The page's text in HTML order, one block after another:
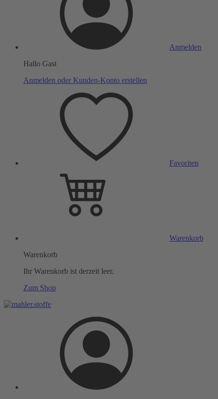
Anmelden
Hallo Gast
Anmelden oder Kunden-Konto erstellen
Favoriten
Warenkorb
Warenkorb
Ihr Warenkorb ist derzeit leer.
Zum Shop